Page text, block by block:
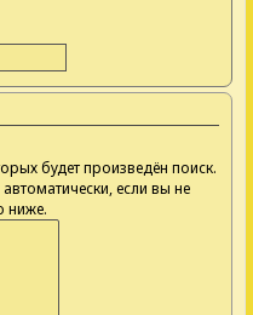
будет произведён поиск.
если вы не
ниже.